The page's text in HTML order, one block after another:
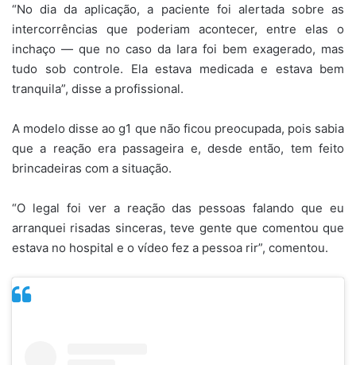
“No dia da aplicação, a paciente foi alertada sobre as
intercorrências que poderiam acontecer, entre elas o
inchaço — que no caso da Iara foi bem exagerado, mas
tudo sob controle. Ela estava medicada e estava bem
tranquila”, disse a profissional.
A modelo disse ao g1 que não ficou preocupada, pois sabia
que a reação era passageira e, desde então, tem feito
brincadeiras com a situação.
“O legal foi ver a reação das pessoas falando que eu
arranquei risadas sinceras, teve gente que comentou que
estava no hospital e o vídeo fez a pessoa rir”, comentou.